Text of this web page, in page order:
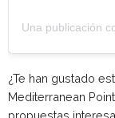
¿Te han gustado
Mediterranean
propuestas